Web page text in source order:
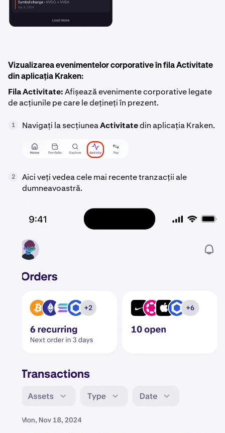
Vizualizarea evenimentelor corporative în fila Activitate
din aplicația Kraken:
Fila Activitate:Afișează evenimente corporative legate
de acțiunile pe care le dețineți în prezent.
1 Navigați la secțiuneaActivitatedin aplicația Kraken.
2
Aici veți vedea cele mai recente tranzacții ale
dumneavoastră.